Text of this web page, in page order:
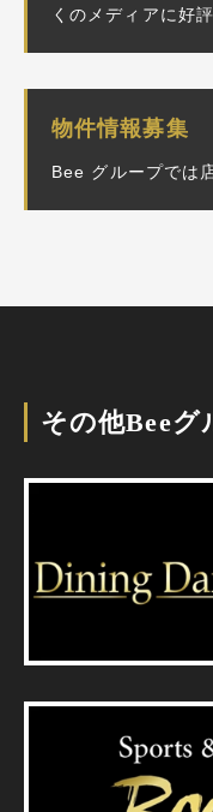
くのメディアに好
物件情報募集
Bee グループでは
その他Beeグ